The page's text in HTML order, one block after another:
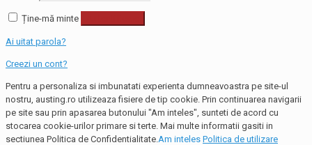
Ține-mă minte
Ai uitat parola?
Creezi un cont?
Pentru a personaliza si imbunatati experienta dumneavoastra pe site-ul
nostru, austing.ro utilizeaza fisiere de tip cookie. Prin continuarea navigarii
pe site sau prin apasarea butonului "Am inteles", sunteti de acord cu
stocarea cookie-urilor primare si terte. Mai multe informatii gasiti in
sectiunea Politica de Confidentialitate. Am inteles Politica de utilizare